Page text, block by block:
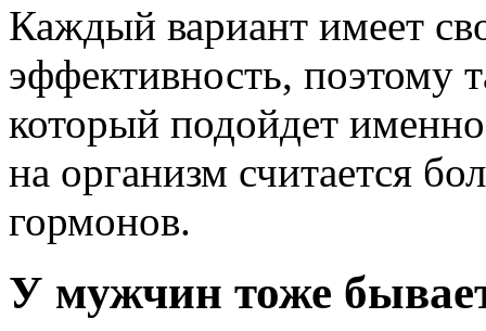
Каждый вариант имеет
эффективность, поэтому
который подойдет
на организм считается
гормонов.
У мужчин тоже